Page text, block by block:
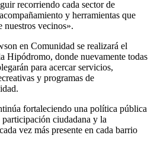
recorriendo cada sector de
y herramientas que
nuestros vecinos».
en Comunidad se realizará el
Hipódromo, donde nuevamente todas
para acercar servicios,
y programas de
fortaleciendo una política pública
ciudadana y la
vez más presente en cada barrio